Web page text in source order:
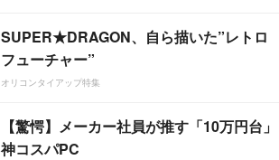
SUPER★DRAGON、自ら描いた”レトロ
フューチャー”
オリコンタイアップ特集
【驚愕】メーカー社員が推す「10万円台」
神コスパPC